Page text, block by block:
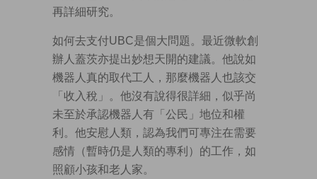
再詳細研究。
如何去支付UBC是個大問題。最近微軟創
辦人蓋茨亦提出妙想天開的建議。他說如
機器人真的取代工人，那麼機器人也該交
「收入稅」。他沒有說得很詳細，似乎尚
未至於承認機器人有「公民」地位和權
利。他安慰人類，認為我們可專注在需要
感情（暫時仍是人類的專利）的工作，如
照顧小孩和老人家。